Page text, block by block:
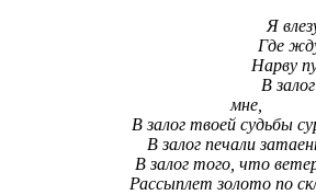
Я
Где
Нарву
В
мне,
В залог твоей судьбы
В залог печали
В залог того, что
Рассыплет золото по